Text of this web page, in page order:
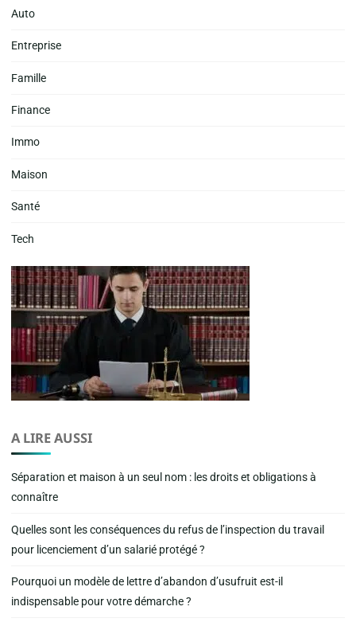
Auto
Entreprise
Famille
Finance
Immo
Maison
Santé
Tech
A LIRE AUSSI
Séparation et maison à un seul nom : les droits et obligations à
connaître
Quelles sont les conséquences du refus de l’inspection du travail
pour licenciement d’un salarié protégé ?
Pourquoi un modèle de lettre d’abandon d’usufruit est-il
indispensable pour votre démarche ?